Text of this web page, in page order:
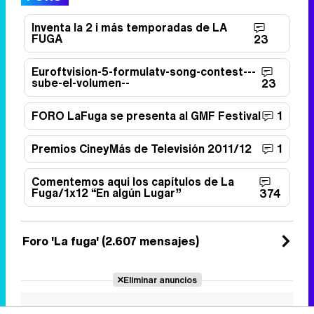
Inventa la 2 i más temporadas de LA
FUGA
23
Euroftvision-5-formulatv-song-contest---
sube-el-volumen--
23
FORO LaFuga se presenta al GMF Festival
1
Premios CineyMás de Televisión 2011/12
1
Comentemos aqui los capítulos de La
Fuga/1x12 “En algún Lugar” 374
Foro 'La fuga' (2.607 mensajes)
Eliminar anuncios